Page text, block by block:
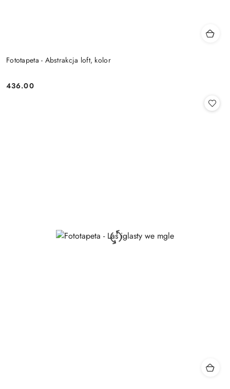
Fototapeta - Abstrakcja loft, kolor
Cena:
436.00